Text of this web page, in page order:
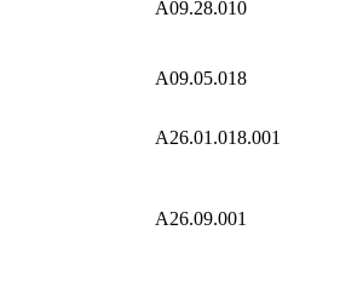
A09.28.010
A09.05.018
A26.01.018.001
A26.09.001